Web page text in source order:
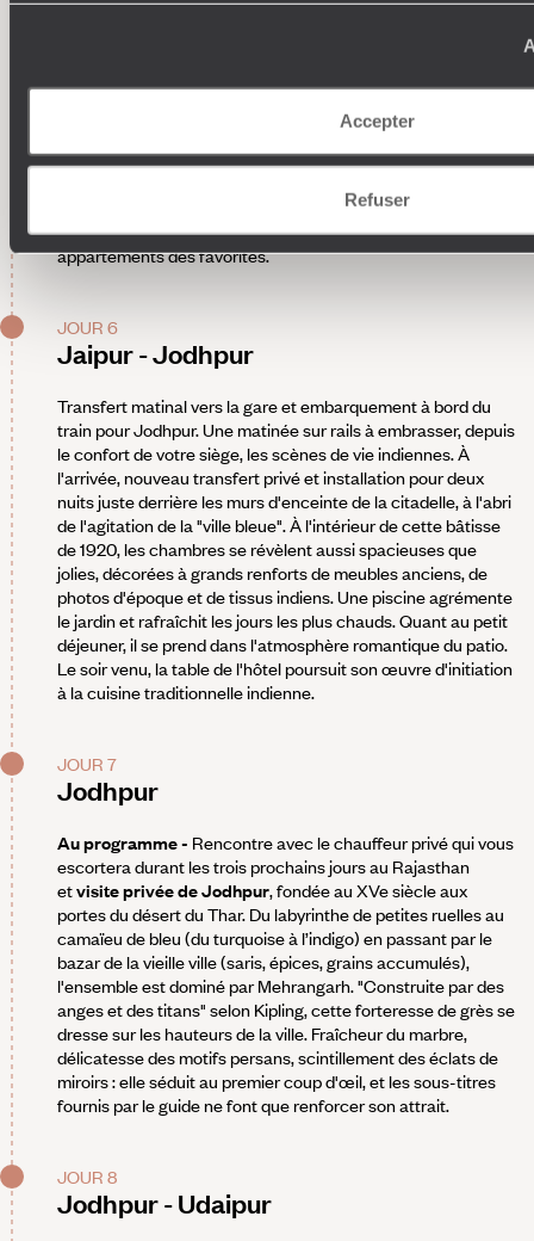
Accepter
Refuser
débute par l'incontournable Hawa Mahal (XVIIIe). Sa haute
et superbe façade pyramidale accueille des centaines de
fenêtres en saillie qui permettaient aux femmes du harem
royal de voir sans être vues. On admirera aussi le temple de
le hall des audiences privées ainsi que le Man Singh Palace
qui renferme douze passages secrets menant aux
appartements des favorites.
JOUR 6
Jaipur - Jodhpur
Transfert matinal vers la gare et embarquement à bord du
train pour Jodhpur. Une matinée sur rails à embrasser, depuis
le confort de votre siège, les scènes de vie indiennes. À
l'arrivée, nouveau transfert privé et installation pour deux
nuits juste derrière les murs d'enceinte de la citadelle, à l'abri
de l'agitation de la "ville bleue". À l'intérieur de cette bâtisse
de 1920, les chambres se révèlent aussi spacieuses que
jolies, décorées à grands renforts de meubles anciens, de
photos d'époque et de tissus indiens. Une piscine agrémente
le jardin et rafraîchit les jours les plus chauds. Quant au petit
déjeuner, il se prend dans l'atmosphère romantique du patio.
Le soir venu, la table de l'hôtel poursuit son œuvre d'initiation
à la cuisine traditionnelle indienne.
JOUR 7
Jodhpur
Au programme - Rencontre avec le chauffeur privé qui vous
escortera durant les trois prochains jours au Rajasthan
etvisite privée de Jodhpur, fondée au XVe siècle aux
portes du désert du Thar. Du labyrinthe de petites ruelles au
camaïeu de bleu (du turquoise à l’indigo) en passant par le
bazar de la vieille ville (saris, épices, grains accumulés),
l'ensemble est dominé par Mehrangarh. "Construite par des
anges et des titans" selon Kipling, cette forteresse de grès se
dresse sur les hauteurs de la ville. Fraîcheur du marbre,
délicatesse des motifs persans, scintillement des éclats de
miroirs : elle séduit au premier coup d'œil, et les sous-titres
fournis par le guide ne font que renforcer son attrait.
JOUR 8
Jodhpur - Udaipur